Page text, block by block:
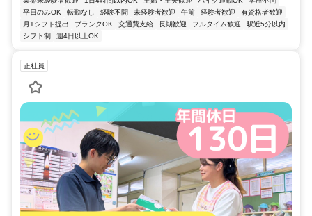
平日のみOK
転勤なし 経験不問 未経験者歓迎 午前 経験者歓迎
有資格者歓迎
月1シフト提出
ブランクOK 交通費支給 長期歓迎 フルタイム歓迎
駅近5分以内
シフト制
週4日以上OK
正社員